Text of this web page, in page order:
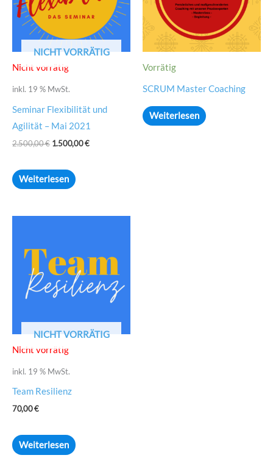
NICHT VORRÄTIG
Nicht vorrätig
inkl. 19 % MwSt.
Seminar Flexibilität und
Agilität – Mai 2021
2.500,00€ 1.500,00€
Weiterlesen
Vorrätig
SCRUM Master Coaching
Weiterlesen
NICHT VORRÄTIG
Nicht vorrätig
inkl. 19 % MwSt.
Team Resilienz
70,00€
Weiterlesen